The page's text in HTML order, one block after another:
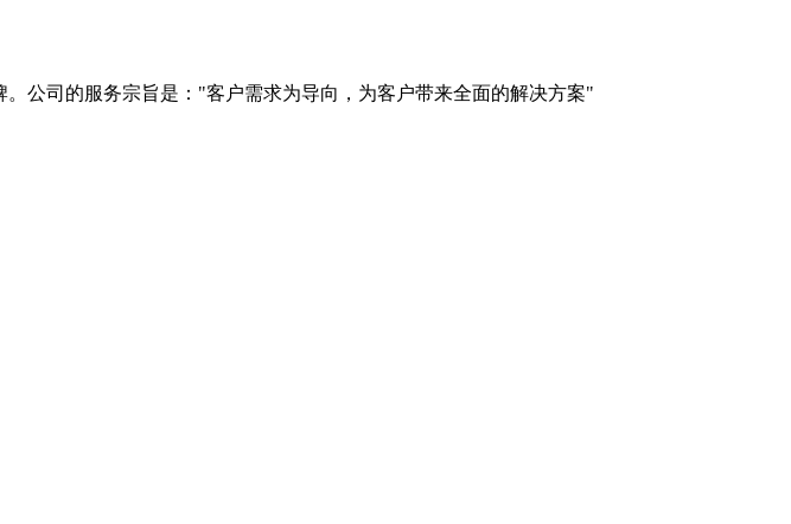
公司的服务宗旨是："客户需求为导向，为客户带来全面的解决方案"